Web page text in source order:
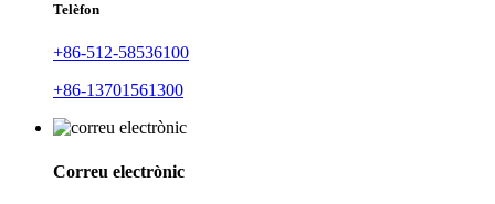
Telèfon
+86-512-58536100
+86-13701561300
Correu electrònic